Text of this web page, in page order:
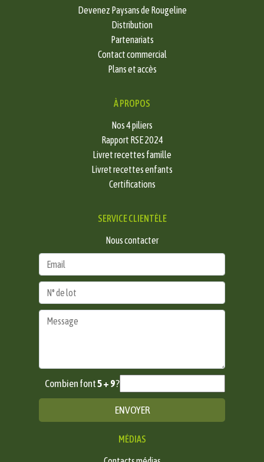
Devenez Paysans de Rougeline
Distribution
Partenariats
Contact commercial
Plans et accès
À PROPOS
Nos 4 piliers
Rapport RSE 2024
Livret recettes famille
Livret recettes enfants
Certifications
SERVICE CLIENTÈLE
Nous contacter
Combien font5 + 9?
MÉDIAS